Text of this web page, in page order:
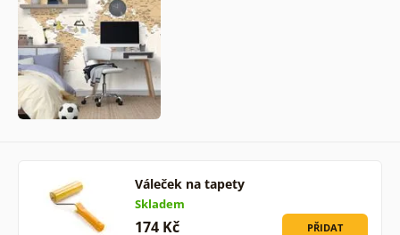
Váleček na tapety
Skladem
174 Kč PŘIDAT